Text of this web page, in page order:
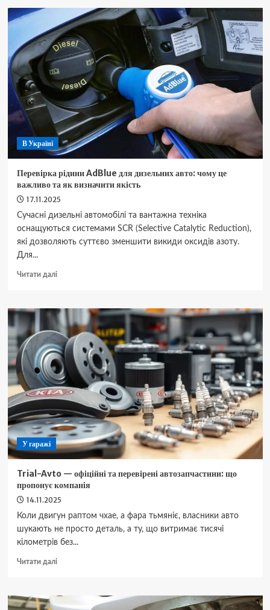
стекол
авто:
идеальная
видимость
и
безопасность
с
ArtDetailingUa
В Україні
Перевірка рідини AdBlue для дизельних авто: чому це
важливо та як визначити якість
17.11.2025
Сучасні дизельні автомобілі та вантажна техніка
оснащуються системами SCR (Selective Catalytic Reduction),
які дозволяють суттєво зменшити викиди оксидів азоту.
Для...
Читати даліДокладніше
рідини
AdBlue
для
дизельних
авто:
чому
це
важливо
та
як
визначити
якість
У гаражі
Trial-Avto — офіційні та перевірені автозапчастини: що
пропонує компанія
14.11.2025
Коли двигун раптом чхае, а фара тьмяніє, власники авто
шукають не просто деталь, а ту, що витримає тисячі
кілометрів без...
Читати даліДокладніше
Avto
—